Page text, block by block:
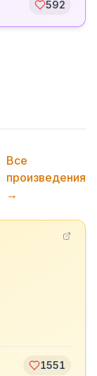
592
Все
произведения
→
1551